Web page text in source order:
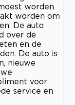
worden.
worden om
De auto
over de
en de
De auto is
nieuwe
voor
service en